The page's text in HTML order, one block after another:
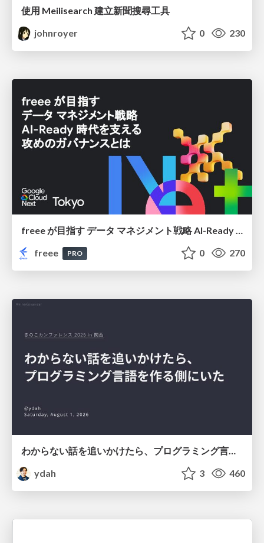
使用 Meilisearch 建立新聞搜尋工具
johnroyer
0 230
freee が目指す データ マネジメント戦略 AI-Ready 時代を支える 攻めのガバナンスとは
freee
PRO 0 270
ydah
3 460